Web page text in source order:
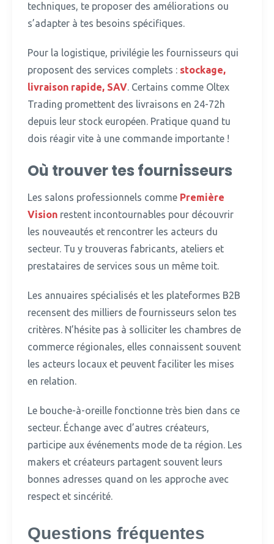
techniques, te proposer des améliorations ou
s’adapter à tes besoins spécifiques.
Pour la logistique, privilégie les fournisseurs qui
proposent des services complets : stockage,
livraison rapide, SAV. Certains comme Oltex
Trading promettent des livraisons en 24-72h
depuis leur stock européen. Pratique quand tu
dois réagir vite à une commande importante !
Où trouver tes fournisseurs
Les salons professionnels comme Première
Vision restent incontournables pour découvrir
les nouveautés et rencontrer les acteurs du
secteur. Tu y trouveras fabricants, ateliers et
prestataires de services sous un même toit.
Les annuaires spécialisés et les plateformes B2B
recensent des milliers de fournisseurs selon tes
critères. N’hésite pas à solliciter les chambres de
commerce régionales, elles connaissent souvent
les acteurs locaux et peuvent faciliter les mises
en relation.
Le bouche-à-oreille fonctionne très bien dans ce
secteur. Échange avec d’autres créateurs,
participe aux événements mode de ta région. Les
makers et créateurs partagent souvent leurs
bonnes adresses quand on les approche avec
respect et sincérité.
Questions fréquentes